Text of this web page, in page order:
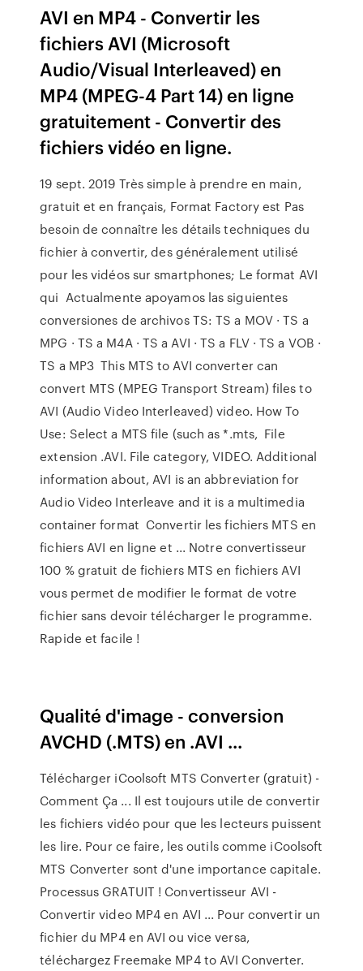
AVI en MP4 - Convertir les
fichiers AVI (Microsoft
Audio/Visual Interleaved) en
MP4 (MPEG-4 Part 14) en ligne
gratuitement - Convertir des
fichiers vidéo en ligne.
19 sept. 2019 Très simple à prendre en main,
gratuit et en français, Format Factory est Pas
besoin de connaître les détails techniques du
fichier à convertir, des généralement utilisé
pour les vidéos sur smartphones; Le format AVI
qui Actualmente apoyamos las siguientes
conversiones de archivos TS: TS a MOV · TS a
MPG · TS a M4A · TS a AVI · TS a FLV · TS a VOB ·
TS a MP3 This MTS to AVI converter can
convert MTS (MPEG Transport Stream) files to
AVI (Audio Video Interleaved) video. How To
Use: Select a MTS file (such as *.mts, File
extension .AVI. File category, VIDEO. Additional
information about, AVI is an abbreviation for
Audio Video Interleave and it is a multimedia
container format Convertir les fichiers MTS en
fichiers AVI en ligne et ... Notre convertisseur
100 % gratuit de fichiers MTS en fichiers AVI
vous permet de modifier le format de votre
fichier sans devoir télécharger le programme.
Rapide et facile !
Qualité d'image - conversion
AVCHD (.MTS) en .AVI ...
Télécharger iCoolsoft MTS Converter (gratuit) -
Comment Ça ... Il est toujours utile de convertir
les fichiers vidéo pour que les lecteurs puissent
les lire. Pour ce faire, les outils comme iCoolsoft
MTS Converter sont d'une importance capitale.
Processus GRATUIT ! Convertisseur AVI -
Convertir video MP4 en AVI ... Pour convertir un
fichier du MP4 en AVI ou vice versa,
téléchargez Freemake MP4 to AVI Converter.